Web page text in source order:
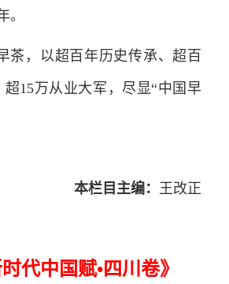
。
茶，以超百年历史传承、超百
超15万从业大军，尽显“中国早
本栏目主编： 王改正
代中国赋•四川卷》